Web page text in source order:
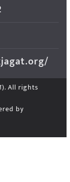
. All rights
by